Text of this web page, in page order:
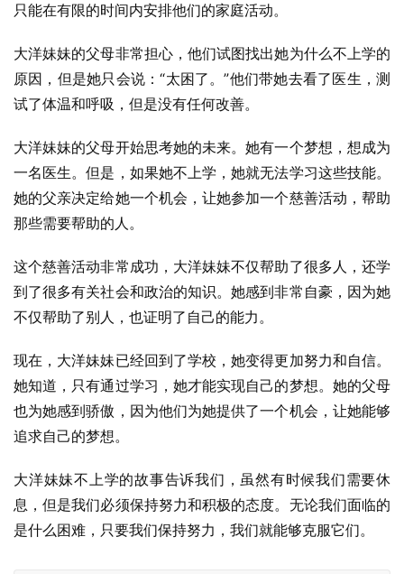
只能在有限的时间内安排他们的家庭活动。
大洋妹妹的父母非常担心，他们试图找出她为什么不上学的
原因，但是她只会说：“太困了。”他们带她去看了医生，测
试了体温和呼吸，但是没有任何改善。
大洋妹妹的父母开始思考她的未来。她有一个梦想，想成为
一名医生。但是，如果她不上学，她就无法学习这些技能。
她的父亲决定给她一个机会，让她参加一个慈善活动，帮助
那些需要帮助的人。
这个慈善活动非常成功，大洋妹妹不仅帮助了很多人，还学
到了很多有关社会和政治的知识。她感到非常自豪，因为她
不仅帮助了别人，也证明了自己的能力。
现在，大洋妹妹已经回到了学校，她变得更加努力和自信。
她知道，只有通过学习，她才能实现自己的梦想。她的父母
也为她感到骄傲，因为他们为她提供了一个机会，让她能够
追求自己的梦想。
大洋妹妹不上学的故事告诉我们，虽然有时候我们需要休
息，但是我们必须保持努力和积极的态度。无论我们面临的
是什么困难，只要我们保持努力，我们就能够克服它们。